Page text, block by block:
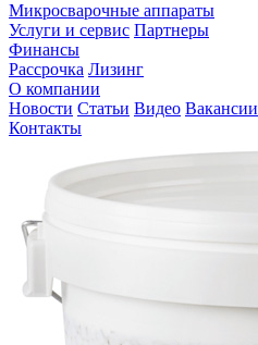
Микросварочные аппараты
Услуги и сервис Партнеры
Финансы
Рассрочка Лизинг
О компании
Новости Статьи Видео Вакансии
Контакты